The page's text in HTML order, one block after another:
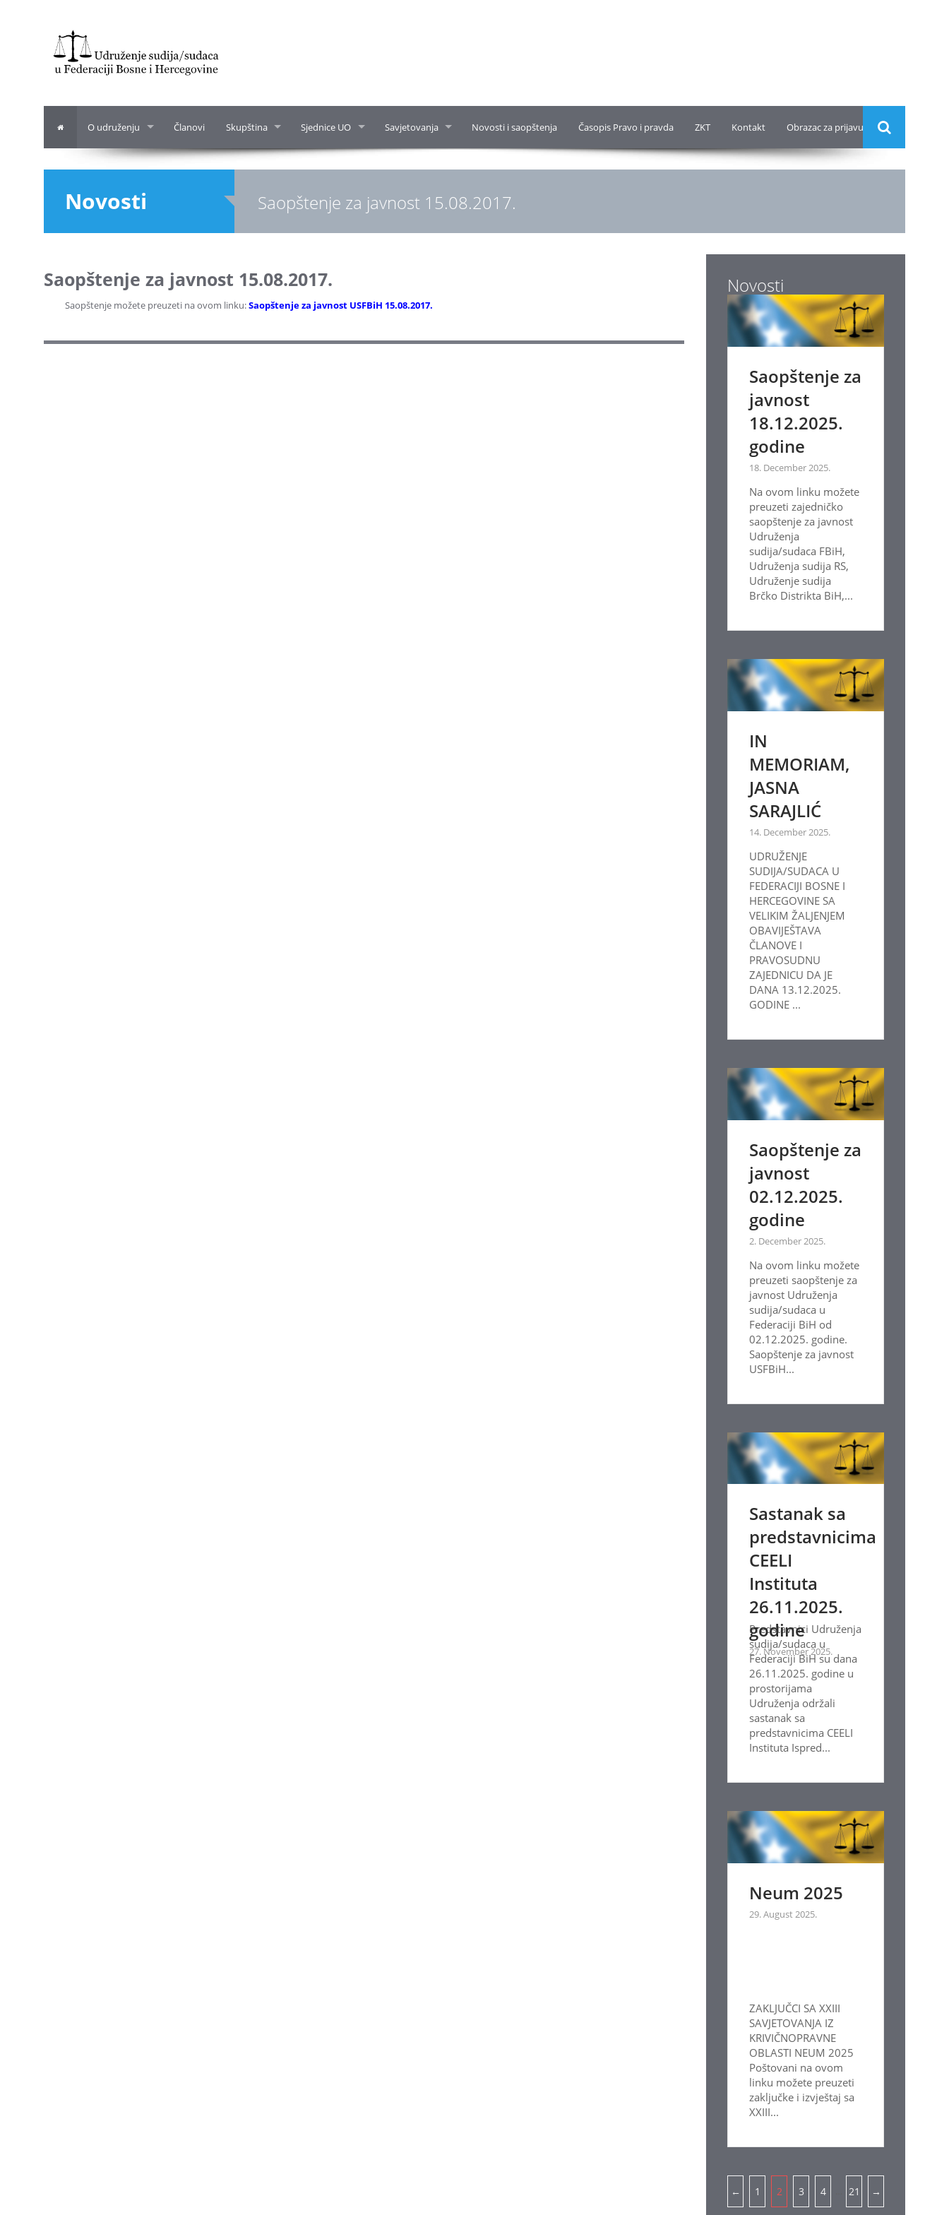
O udruženju Članovi Skupština Sjednice UO Savjetovanja Novosti i saopštenja Časopis Pravo i pravda ZKT Kontakt Obrazac za prijavu
Novosti Saopštenje za javnost 15.08.2017.
Saopštenje za javnost 15.08.2017.
Saopštenje možete preuzeti na ovom linku:Saopštenje za javnost USFBiH 15.08.2017.
Novosti
Saopštenje za
javnost
18.12.2025.
godine
18. December 2025.
Na ovom linku možete
preuzeti zajedničko
saopštenje za javnost
Udruženja
sudija/sudaca FBiH,
Udruženja sudija RS,
Udruženje sudija
Brčko Distrikta BiH,...
IN
MEMORIAM,
JASNA
SARAJLIĆ
14. December 2025.
UDRUŽENJE
SUDIJA/SUDACA U
FEDERACIJI BOSNE I
HERCEGOVINE SA
VELIKIM ŽALJENJEM
OBAVIJEŠTAVA
ČLANOVE I
PRAVOSUDNU
ZAJEDNICU DA JE
DANA 13.12.2025.
GODINE ...
Saopštenje za
javnost
02.12.2025.
godine
2. December 2025.
Na ovom linku možete
preuzeti saopštenje za
javnost Udruženja
sudija/sudaca u
Federaciji BiH od
02.12.2025. godine.
Saopštenje za javnost
USFBiH...
Sastanak sa
predstavnicima
CEELI
Instituta
26.11.2025.
godine
27. November 2025.
Predstavnici Udruženja
sudija/sudaca u
Federaciji BiH su dana
26.11.2025. godine u
prostorijama
Udruženja održali
sastanak sa
predstavnicima CEELI
Instituta Ispred...
Neum 2025
29. August 2025.
ZAKLJUČCI SA XXIII
SAVJETOVANJA IZ
KRIVIČNOPRAVNE
OBLASTI NEUM 2025
Poštovani na ovom
linku možete preuzeti
zaključke i izvještaj sa
XXIII...
Pagination
← 1 2 3 4 21 →